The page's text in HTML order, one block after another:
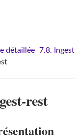
détaillée 7.8. Ingest
rest